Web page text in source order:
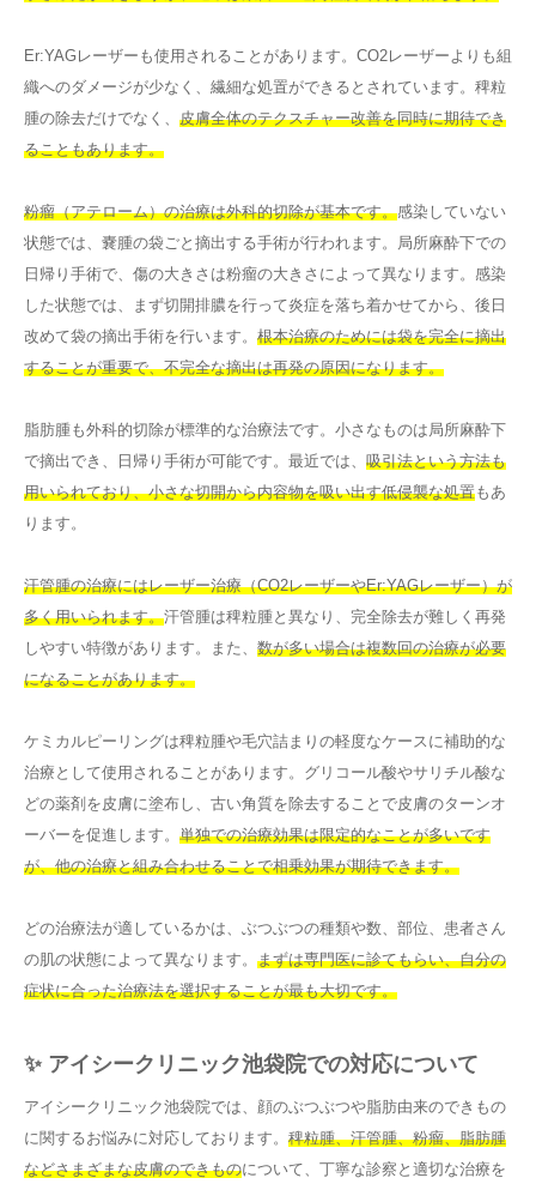
Er:YAGレーザーも使用されることがあります。CO2レーザーよりも組
織へのダメージが少なく、繊細な処置ができるとされています。稗粒
腫の除去だけでなく、 皮膚全体のテクスチャー改善を同時に期待でき
ることもあります。
粉瘤（アテローム）の治療は外科的切除が基本です。感染していない
状態では、嚢腫の袋ごと摘出する手術が行われます。局所麻酔下での
日帰り手術で、傷の大きさは粉瘤の大きさによって異なります。感染
した状態では、まず切開排膿を行って炎症を落ち着かせてから、後日
改めて袋の摘出手術を行います。 根本治療のためには袋を完全に摘出
することが重要で、不完全な摘出は再発の原因になります。
脂肪腫も外科的切除が標準的な治療法です。小さなものは局所麻酔下
で摘出でき、日帰り手術が可能です。最近では、 吸引法という方法も
用いられており、小さな切開から内容物を吸い出す低侵襲な処置もあ
ります。
汗管腫の治療にはレーザー治療（CO2レーザーやEr:YAGレーザー）が
多く用いられます。汗管腫は稗粒腫と異なり、完全除去が難しく再発
しやすい特徴があります。また、 数が多い場合は複数回の治療が必要
になることがあります。
ケミカルピーリングは稗粒腫や毛穴詰まりの軽度なケースに補助的な
治療として使用されることがあります。グリコール酸やサリチル酸な
どの薬剤を皮膚に塗布し、古い角質を除去することで皮膚のターンオ
ーバーを促進します。 単独での治療効果は限定的なことが多いです
が、他の治療と組み合わせることで相乗効果が期待できます。
どの治療法が適しているかは、ぶつぶつの種類や数、部位、患者さん
の肌の状態によって異なります。 まずは専門医に診てもらい、自分の
症状に合った治療法を選択することが最も大切です。
✨ アイシークリニック池袋院での対応について
アイシークリニック池袋院では、顔のぶつぶつや脂肪由来のできもの
に関するお悩みに対応しております。 稗粒腫、汗管腫、粉瘤、脂肪腫
などさまざまな皮膚のできものについて、丁寧な診察と適切な治療を